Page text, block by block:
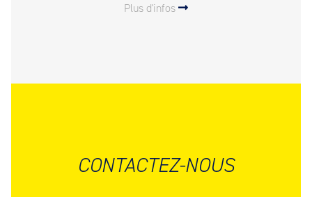
Plus d'infos
CONTACTEZ-NOUS